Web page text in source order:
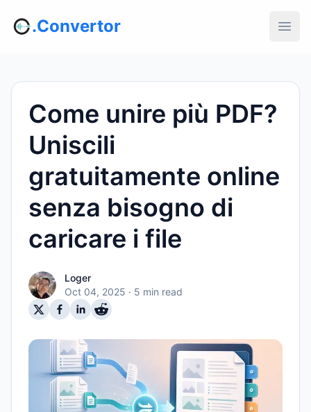
.Convertor
Come unire più PDF?
Uniscili
gratuitamente online
senza bisogno di
caricare i file
Loger
Oct 04, 2025 · 5 min read